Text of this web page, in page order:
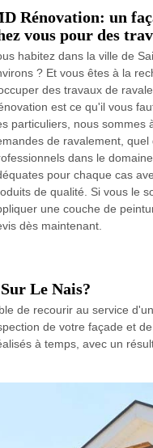
Rénovation: un
vous pour des
habitez dans la ville de
? Et vous êtes à la
des travaux de
est ce qu'il vous
particuliers, nous sommes
de ravalement, quel
dans le
pour chaque cas
de qualité. Si vous le
une couche de
dès maintenant.
Le Nais?
de recourir au service
de votre façade et
à temps, avec un